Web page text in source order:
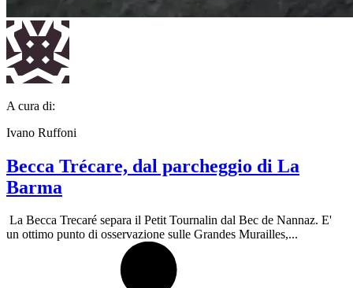
A cura di:
Ivano Ruffoni
Becca Trécare, dal parcheggio di La
Barma
La Becca Trecaré separa il Petit Tournalin dal Bec de Nannaz. E'
un ottimo punto di osservazione sulle Grandes Murailles,...